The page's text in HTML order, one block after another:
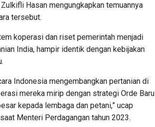
Hasan mengungkapkan temuannya
tersebut.
koperasi dan riset pemerintah menjadi
India, hampir identik dengan kebijakan
Indonesia mengembangkan pertanian di
mereka mirip dengan strategi Orde Baru
kepada lembaga dan petani,” ucap
Menteri Perdagangan tahun 2023.